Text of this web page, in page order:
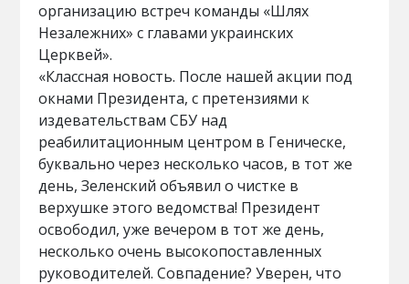
организацию встреч команды «Шлях
Незалежних» с главами украинских
Церквей».
«Классная новость. После нашей акции под
окнами Президента, с претензиями к
издевательствам СБУ над
реабилитационным центром в Геническе,
буквально через несколько часов, в тот же
день, Зеленский объявил о чистке в
верхушке этого ведомства! Президент
освободил, уже вечером в тот же день,
несколько очень высокопоставленных
руководителей. Совпадение? Уверен, что